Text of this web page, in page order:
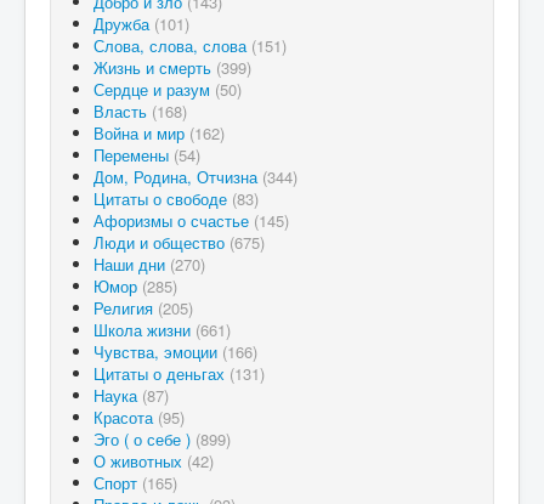
Дружба (101)
Слова, слова, слова (151)
Жизнь и смерть (399)
Сердце и разум (50)
Власть (168)
Война и мир (162)
Перемены (54)
Дом, Родина, Отчизна (344)
Цитаты о свободе (83)
Афоризмы о счастье (145)
Люди и общество (675)
Наши дни (270)
Юмор (285)
Религия (205)
Школа жизни (661)
Чувства, эмоции (166)
Цитаты о деньгах (131)
Наука (87)
Красота (95)
Эго ( о себе ) (899)
О животных (42)
Спорт (165)